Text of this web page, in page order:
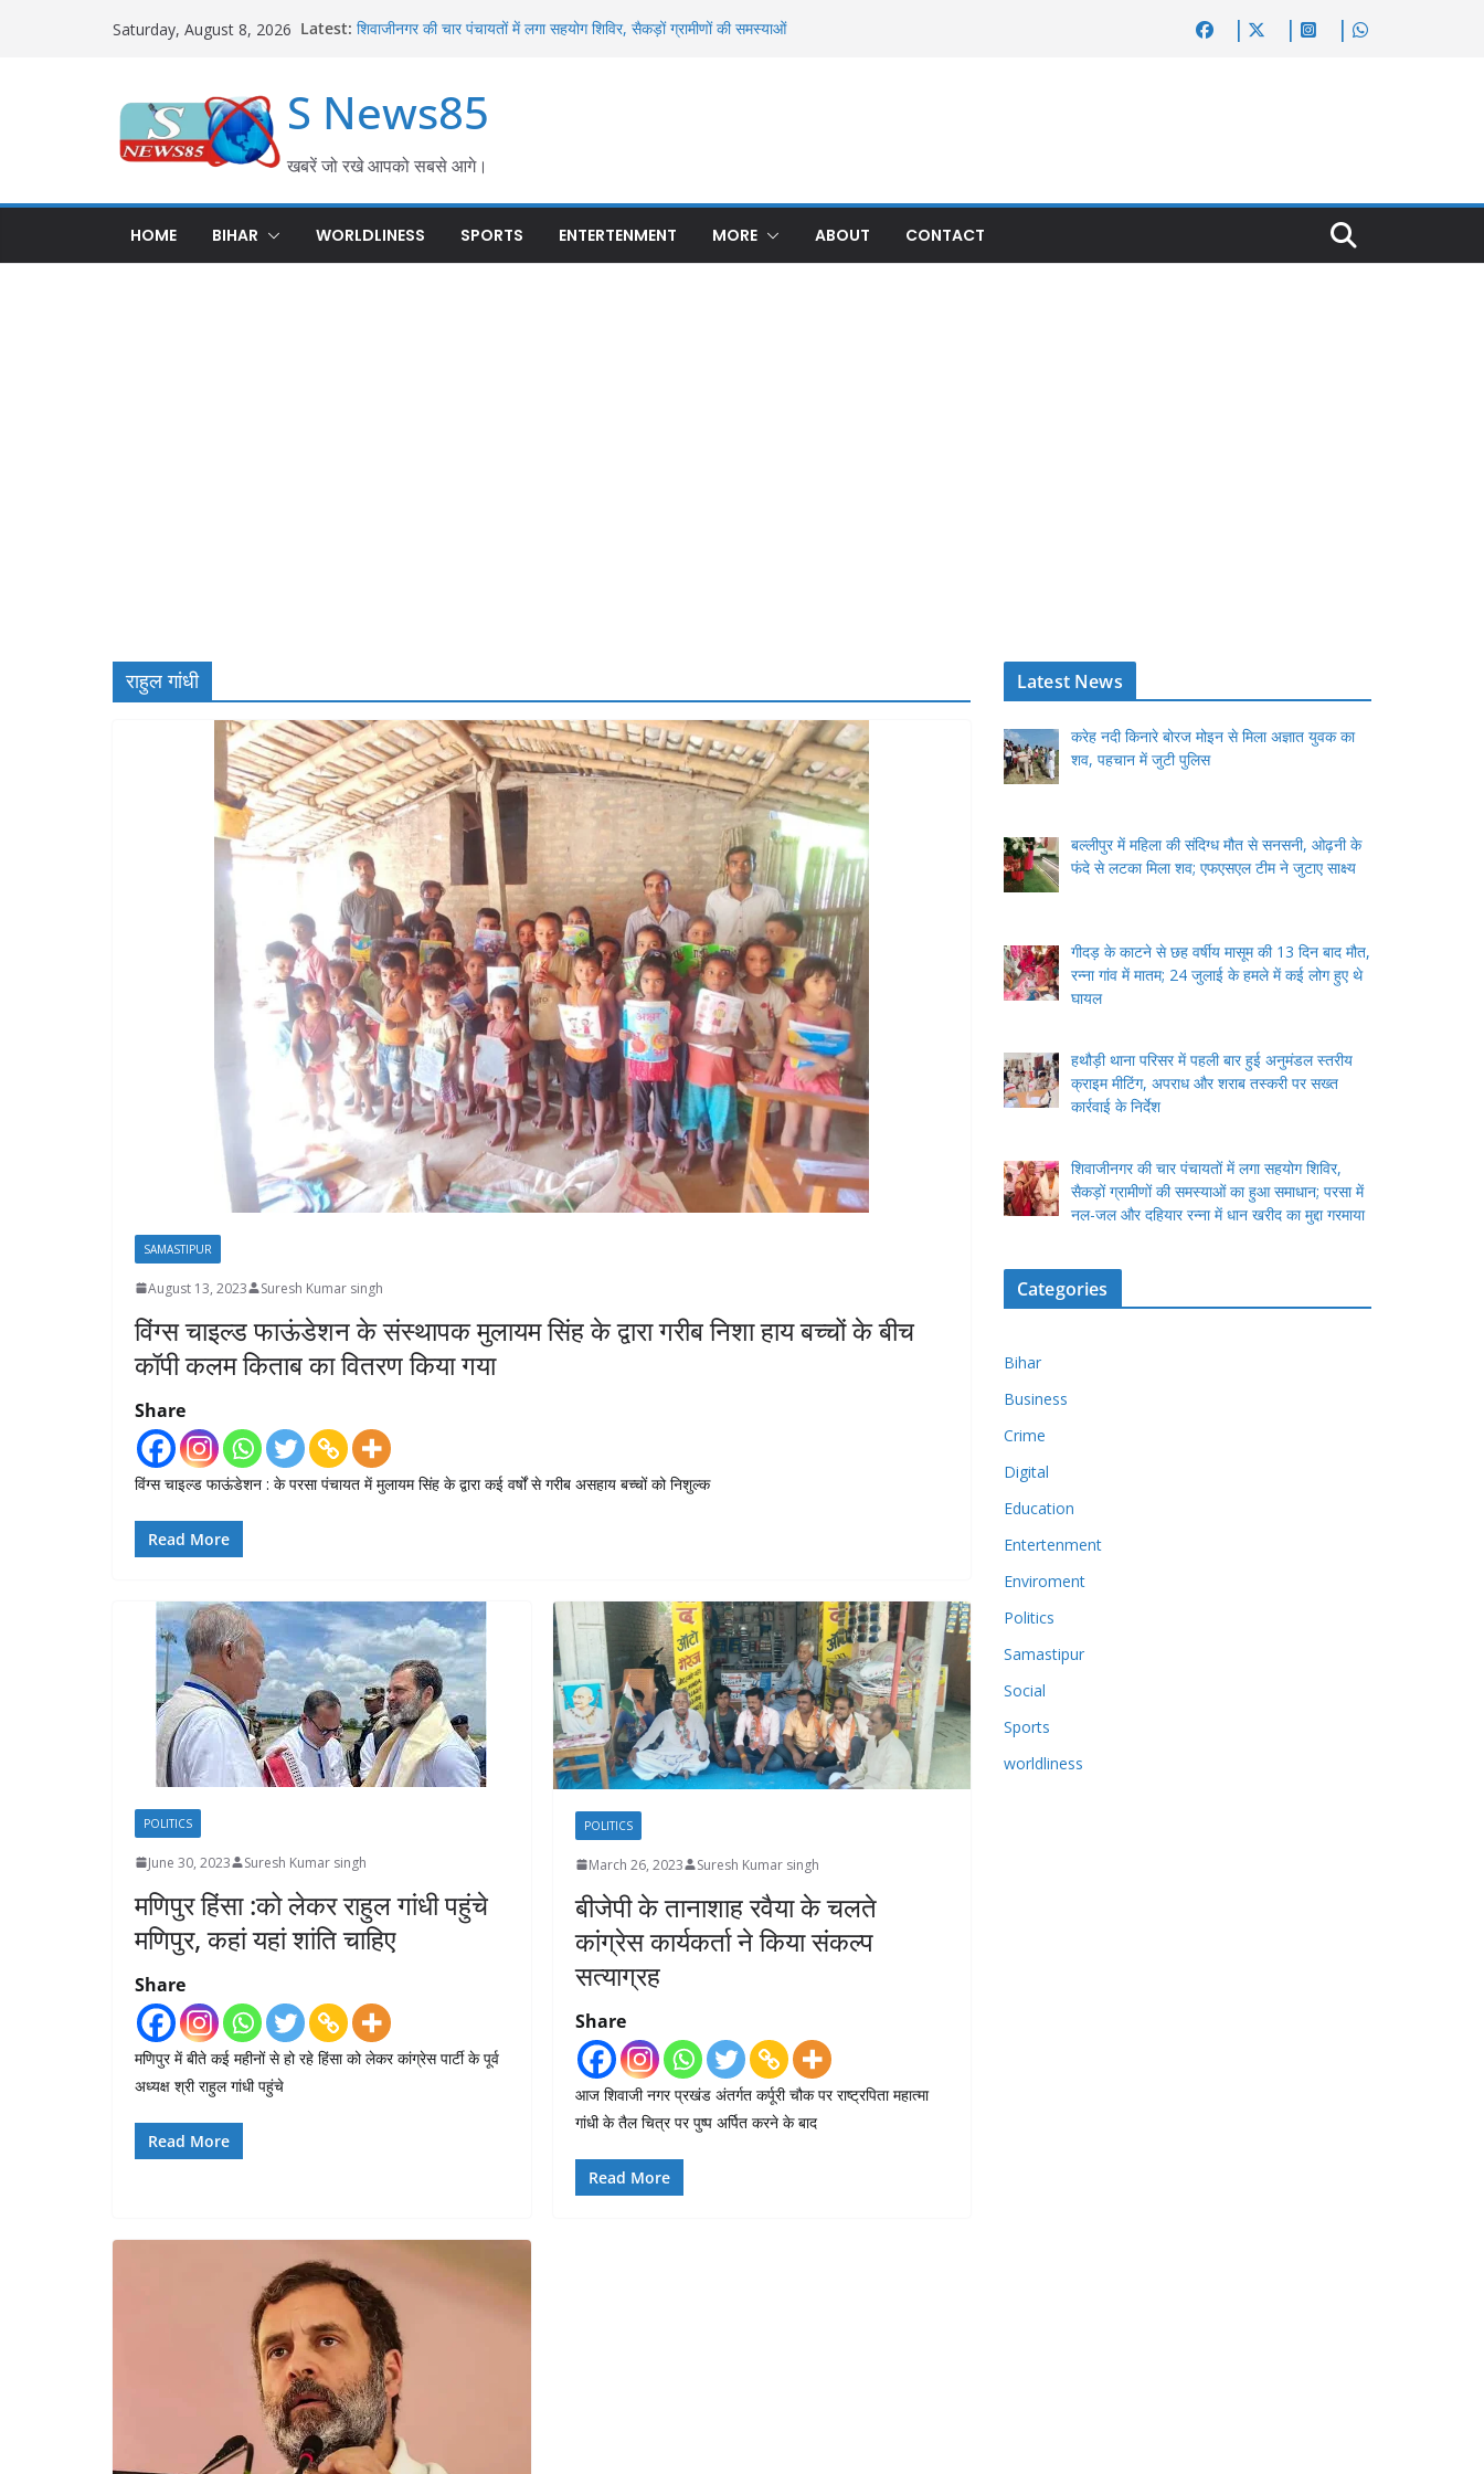
Saturday, August 8, 2026 Latest: शराब तस्करी पर सख्त कार्रवाई के निर्देश
करेह नदी किनारे बोरज मोइन से मिला अज्ञात युवक का शव, पहचान में जुटी पुलिस
बल्लीपुर में महिला की संदिग्ध मौत से सनसनी, ओढ़नी के फंदे से लटका मिला शव;
गीदड़ के काटने से छह वर्षीय मासूम की 13 दिन बाद मौत, रन्ना गांव में मातम; 24
S News85
खबरें जो रखे आपको सबसे आगे।
HOME BIHAR WORLDLINESS SPORTS ENTERTENMENT MORE ABOUT CONTACT
राहुल गांधी
SAMASTIPUR
August 13, 2023 Suresh Kumar singh
विंग्स चाइल्ड फाऊंडेशन के संस्थापक मुलायम सिंह के द्वारा गरीब निशा हाय बच्चों के बीच
कॉपी कलम किताब का वितरण किया गया
Share
विंग्स चाइल्ड फाऊंडेशन : के परसा पंचायत में मुलायम सिंह के द्वारा कई वर्षों से गरीब असहाय बच्चों को निशुल्क
Read More
POLITICS
June 30, 2023 Suresh Kumar singh
मणिपुर हिंसा :को लेकर राहुल गांधी पहुंचे
मणिपुर, कहां यहां शांति चाहिए
Share
मणिपुर में बीते कई महीनों से हो रहे हिंसा को लेकर कांग्रेस पार्टी के पूर्व
अध्यक्ष श्री राहुल गांधी पहुंचे
Read More
POLITICS
March 26, 2023 Suresh Kumar singh
बीजेपी के तानाशाह रवैया के चलते
कांग्रेस कार्यकर्ता ने किया संकल्प
सत्याग्रह
Share
आज शिवाजी नगर प्रखंड अंतर्गत कर्पूरी चौक पर राष्ट्रपिता महात्मा
गांधी के तैल चित्र पर पुष्प अर्पित करने के बाद
Read More
Latest News
करेह नदी किनारे बोरज मोइन से मिला अज्ञात युवक का
शव, पहचान में जुटी पुलिस
बल्लीपुर में महिला की संदिग्ध मौत से सनसनी, ओढ़नी के
फंदे से लटका मिला शव; एफएसएल टीम ने जुटाए साक्ष्य
गीदड़ के काटने से छह वर्षीय मासूम की 13 दिन बाद मौत,
रन्ना गांव में मातम; 24 जुलाई के हमले में कई लोग हुए थे
घायल
हथौड़ी थाना परिसर में पहली बार हुई अनुमंडल स्तरीय
क्राइम मीटिंग, अपराध और शराब तस्करी पर सख्त
कार्रवाई के निर्देश
शिवाजीनगर की चार पंचायतों में लगा सहयोग शिविर,
सैकड़ों ग्रामीणों की समस्याओं का हुआ समाधान; परसा में
नल-जल और दहियार रन्ना में धान खरीद का मुद्दा गरमाया
Categories
Bihar
Business
Crime
Digital
Education
Entertenment
Enviroment
Politics
Samastipur
Social
Sports
worldliness